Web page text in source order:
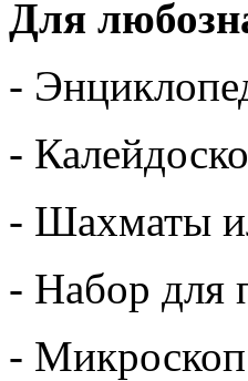
Для
-
-
- Шахматы
- Набор для
- Микроскоп